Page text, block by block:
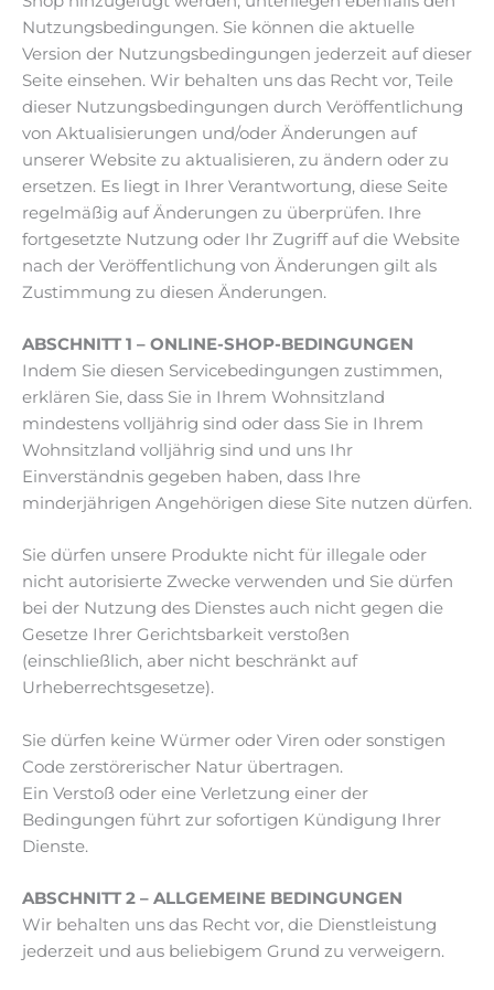
Nutzungsbedingungen. Sie können die aktuelle
Version der Nutzungsbedingungen jederzeit auf dieser
Seite einsehen. Wir behalten uns das Recht vor, Teile
dieser Nutzungsbedingungen durch Veröffentlichung
von Aktualisierungen und/oder Änderungen auf
unserer Website zu aktualisieren, zu ändern oder zu
ersetzen. Es liegt in Ihrer Verantwortung, diese Seite
regelmäßig auf Änderungen zu überprüfen. Ihre
fortgesetzte Nutzung oder Ihr Zugriff auf die Website
nach der Veröffentlichung von Änderungen gilt als
Zustimmung zu diesen Änderungen.
ABSCHNITT 1 – ONLINE-SHOP-BEDINGUNGEN
Indem Sie diesen Servicebedingungen zustimmen,
erklären Sie, dass Sie in Ihrem Wohnsitzland
mindestens volljährig sind oder dass Sie in Ihrem
Wohnsitzland volljährig sind und uns Ihr
Einverständnis gegeben haben, dass Ihre
minderjährigen Angehörigen diese Site nutzen dürfen.
Sie dürfen unsere Produkte nicht für illegale oder
nicht autorisierte Zwecke verwenden und Sie dürfen
bei der Nutzung des Dienstes auch nicht gegen die
Gesetze Ihrer Gerichtsbarkeit verstoßen
(einschließlich, aber nicht beschränkt auf
Urheberrechtsgesetze).
Sie dürfen keine Würmer oder Viren oder sonstigen
Code zerstörerischer Natur übertragen.
Ein Verstoß oder eine Verletzung einer der
Bedingungen führt zur sofortigen Kündigung Ihrer
Dienste.
ABSCHNITT 2 – ALLGEMEINE BEDINGUNGEN
Wir behalten uns das Recht vor, die Dienstleistung
jederzeit und aus beliebigem Grund zu verweigern.